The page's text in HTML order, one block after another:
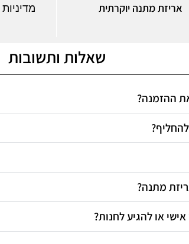
אריזת מתנה יוקרתית
שאלות ותשובות
ההזמנה?
מתנה?
או להגיע לחנות?